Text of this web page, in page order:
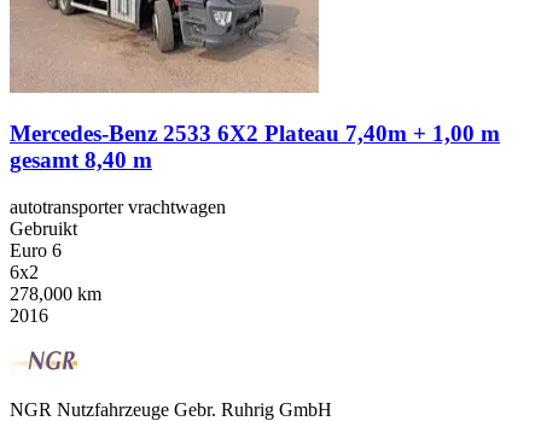
Mercedes-Benz 2533 6X2 Plateau 7,40m + 1,00 m
gesamt 8,40 m
autotransporter vrachtwagen
Gebruikt
Euro 6
6x2
278,000 km
2016
NGR Nutzfahrzeuge Gebr. Ruhrig GmbH